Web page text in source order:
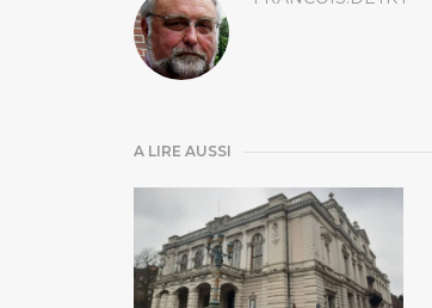
A LIRE AUSSI